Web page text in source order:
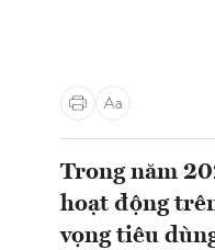
Trong năm
hoạt động
vọng tiêu